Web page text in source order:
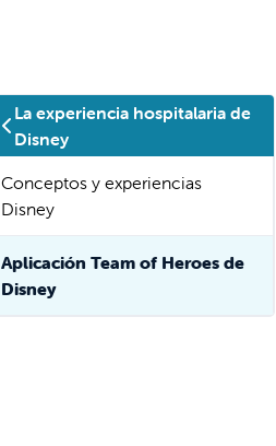
La experiencia hospitalaria de
Disney
Conceptos y experiencias
Disney
Aplicación Team of Heroes de
Disney